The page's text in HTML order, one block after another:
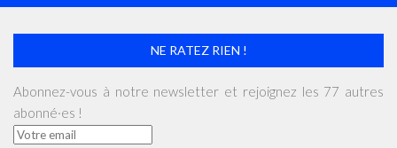
NE RATEZ RIEN !
Abonnez-vous à notre newsletter et rejoignez les 77 autres
abonné·es !